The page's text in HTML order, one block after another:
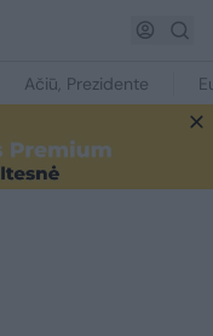
Ačiū, Prezidente